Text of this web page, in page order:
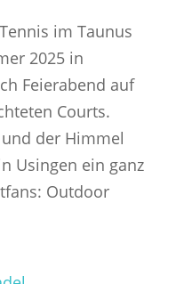
im Taunus
2025 in
Feierabend auf
Courts.
der Himmel
Usingen ein ganz
Outdoor